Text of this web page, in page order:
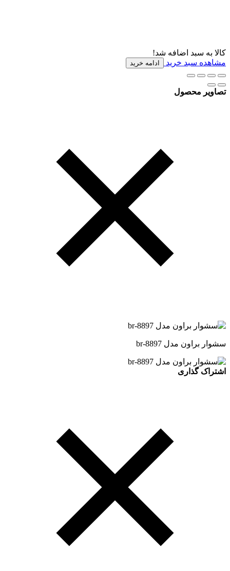
کالا به سبد اضافه شد!
مشاهده سبد خرید
ادامه خرید
تصاویر محصول
سشوار براون مدل br-8897
اشتراک گذاری